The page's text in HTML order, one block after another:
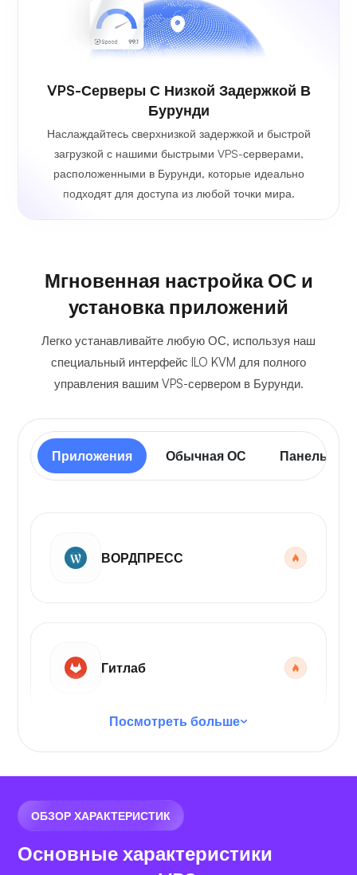
VPS-Серверы С Низкой Задержкой В
Бурунди
Наслаждайтесь сверхнизкой задержкой и быстрой
загрузкой с нашими быстрыми VPS-серверами,
расположенными в Бурунди, которые идеально
подходят для доступа из любой точки мира.
Мгновенная настройка ОС и
установка приложений
Легко устанавливайте любую ОС, используя наш
специальный интерфейс ILO KVM для полного
управления вашим VPS-сервером в Бурунди.
Приложения Обычная ОС Панель
ВОРДПРЕСС
Гитлаб
Код VS
Посмотреть больше
ОБЗОР ХАРАКТЕРИСТИК
Основные характеристики